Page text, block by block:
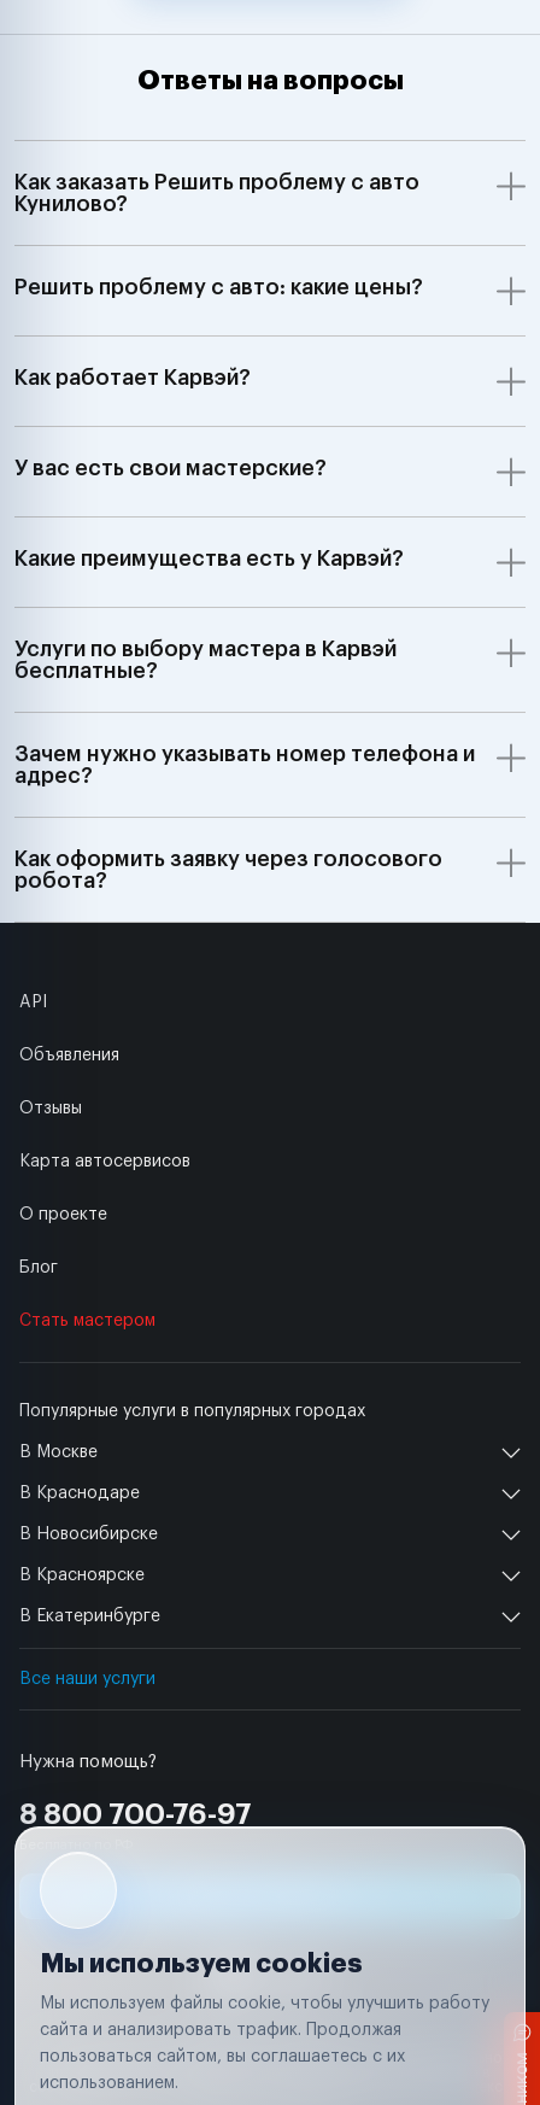
Ответы на вопросы
Как заказать Решить проблему с авто
Кунилово?
Решить проблему с авто: какие цены?
Как работает Карвэй?
У вас есть свои мастерские?
Какие преимущества есть у Карвэй?
Услуги по выбору мастера в Карвэй
бесплатные?
Зачем нужно указывать номер телефона и
адрес?
Как оформить заявку через голосового
робота?
Нужна помощь?
8 800 700-76-97
Популярные услуги в популярных городах
В Москве
В Краснодаре
В Новосибирске
В Красноярске
В Екатеринбурге
Все наши услуги
API
Объявления
Отзывы
Карта автосервисов
О проекте
Блог
Стать мастером
Условия использования
Вся информация, представленная на сайте, носит исключительно
соответствии с положениями статьи 437 (п. 2) Гражданского кодекса
Мы используем cookies
Мы используем файлы cookie, чтобы улучшить работу
сайта и анализировать трафик. Продолжая
пользоваться сайтом, вы соглашаетесь с их
использованием.